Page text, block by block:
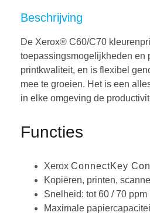
Beschrijving
De Xerox® C60/C70
toepassingsmogelijkheden en
printkwaliteit, en is flexibel
mee te groeien. Het is een
in elke omgeving de
Functies
Xerox ConnectKey
Kopiëren, printen,
Snelheid: tot 60 / 70 ppm
Maximale